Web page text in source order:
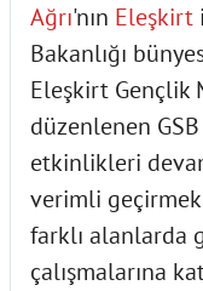
Ağrı'nın Eleşkirt
Bakanlığı
Eleşkirt Gençlik
düzenlenen
etkinlikleri
verimli
farklı alanlarda
çalışmalarına